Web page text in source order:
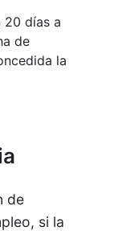
20 días a
de
la
de
si la